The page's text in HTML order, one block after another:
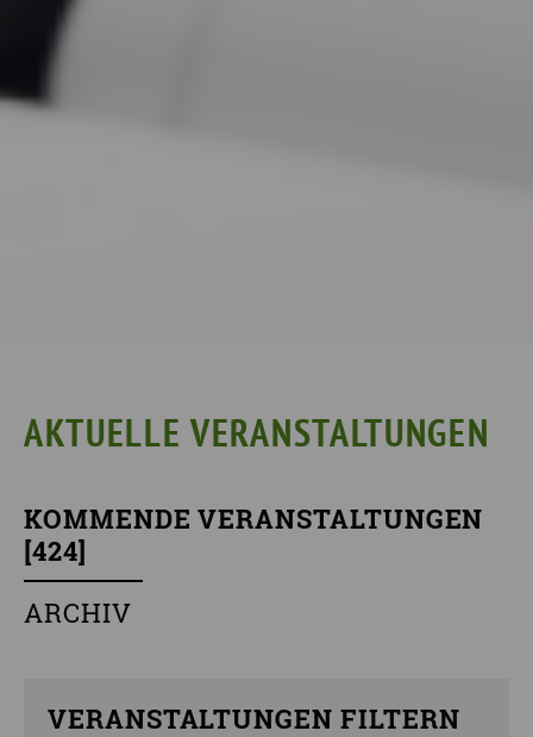
AKTUELLE VERANSTALTUNGEN
KOMMENDE VERANSTALTUNGEN
[424]
ARCHIV
VERANSTALTUNGEN FILTERN